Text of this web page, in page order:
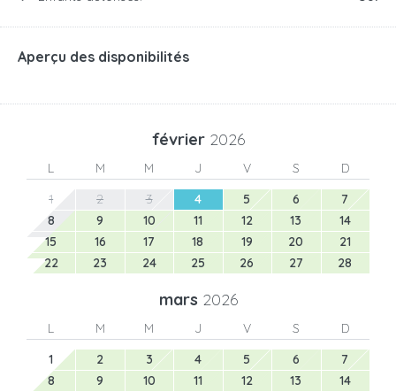
Aperçu des disponibilités
février 2026
L M M J V S
D
1
2 3 4 5 6
7
8
9 10 11 12 13
14
15
16 17 18 19 20
21
22
23 24 25 26 27 28
mars 2026
L M M J V S
D
1
2 3 4 5 6
7
8
9 10 11 12 13
14